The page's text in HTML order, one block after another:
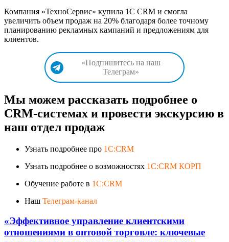
Компания «ТехноСервис» купила 1С CRM и смогла
увеличить объем продаж на 20% благодаря более точному
планированию рекламных кампаний и предложениям для
клиентов.
«Подпишитесь на наш
Телеграм»
Мы можем рассказать подробнее о
CRM-системах и провести экскурсию в
наш отдел продаж
Узнать подробнее про 1C:CRM
Узнать подробнее о возможностях 1C:CRM КОРП
Обучение работе в 1C:CRM
Наш Телеграм-канал
«Эффективное управление клиентскими
отношениями в оптовой торговле: ключевые